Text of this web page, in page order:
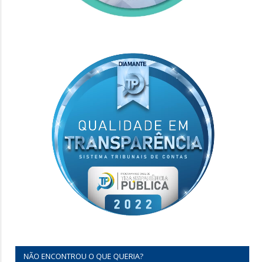
NÃO ENCONTROU O QUE QUERIA?